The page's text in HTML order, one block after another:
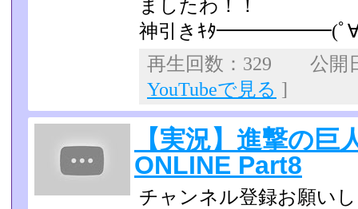
ましたわ！！
神引きｷﾀ━━━━━━(
再生回数：329 公開
YouTubeで見る ]
【実況】進撃の
ONLINE Part8
チャンネル登録お願い